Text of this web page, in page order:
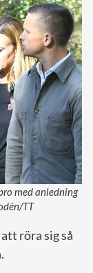
med anledning
TT
röra sig så